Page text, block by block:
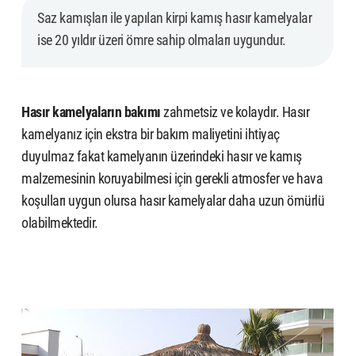
Saz kamışları ile yapılan kirpi kamış hasır kamelyalar
ise 20 yıldır üzeri ömre sahip olmaları uygundur.
Hasır kamelyaların bakımızahmetsiz ve kolaydır. Hasır
kamelyanız için ekstra bir bakım maliyetini ihtiyaç
duyulmaz fakat kamelyanın üzerindeki hasır ve kamış
malzemesinin koruyabilmesi için gerekli atmosfer ve hava
koşulları uygun olursa hasır kamelyalar daha uzun ömürlü
olabilmektedir.